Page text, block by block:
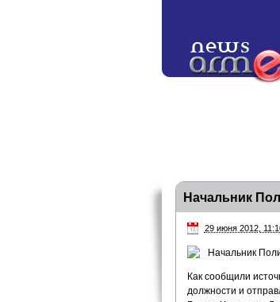
Начальник
29 июня 2012,
Начальник
Как сообщили
должности и